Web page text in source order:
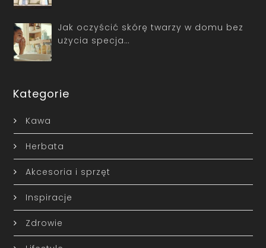
Jak oczyścić skórę twarzy w domu bez
użycia specja…
Kategorie
Kawa
Herbata
Akcesoria i sprzęt
Inspiracje
Zdrowie